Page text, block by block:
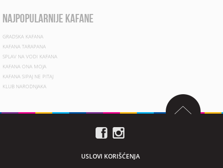
najpopularnije kafane
GRADSKA KAFANA
KAFANA TARAPANA
SPLAV NA VODI KAFANA
KAFANA ONA MOJA
KAFANA SIPAJ NE PITAJ
KLUB NARODNJAKA
USLOVI KORIŠĆENJA